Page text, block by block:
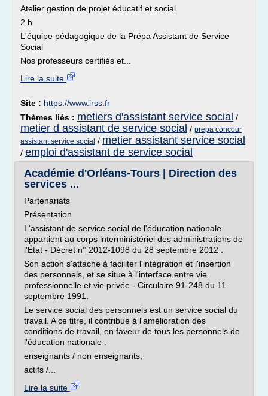
Atelier gestion de projet éducatif et social
2 h
L'équipe pédagogique de la Prépa Assistant de Service
Social
Nos professeurs certifiés et...
Lire la suite
Site : https://www.irss.fr
Thèmes liés : metiers d'assistant service social /
metier d assistant de service social / prepa concour
assistant service social / metier assistant service social
/ emploi d'assistant de service social
Académie d'Orléans-Tours | Direction des
services ...
Partenariats
Présentation
L'assistant de service social de l'éducation nationale
appartient au corps interministériel des administrations de
l'État - Décret n° 2012-1098 du 28 septembre 2012 .
Son action s'attache à faciliter l'intégration et l'insertion
des personnels, et se situe à l'interface entre vie
professionnelle et vie privée - Circulaire 91-248 du 11
septembre 1991.
Le service social des personnels est un service social du
travail. A ce titre, il contribue à l'amélioration des
conditions de travail, en faveur de tous les personnels de
l'éducation nationale :
enseignants / non enseignants,
actifs /...
Lire la suite